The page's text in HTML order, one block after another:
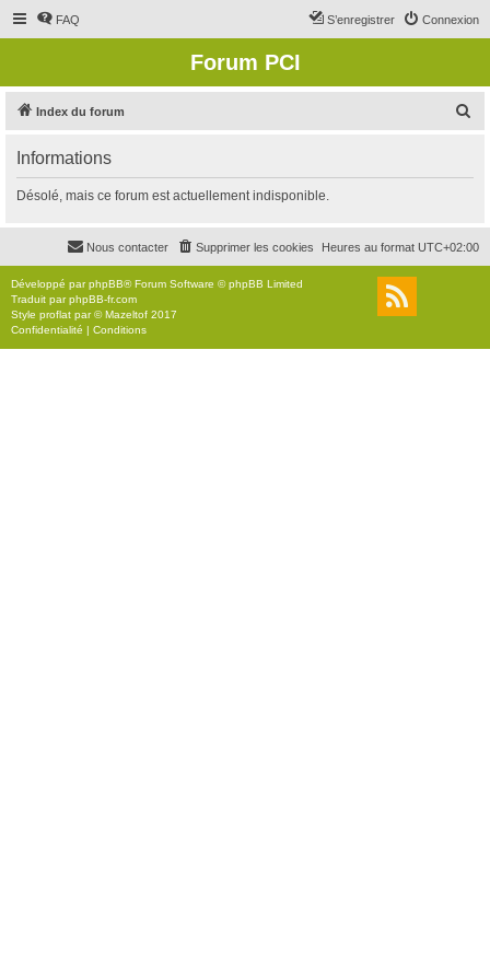
FAQ Connexion
S’enregistrer
Forum PCI
Index du forum
r
c
r
Informations
Désolé, mais ce forum est actuellement indisponible.
Heures au format UTC+02:00
Supprimer les cookies
Nous contacter
Développé parphpBB® Forum Software © phpBB Limited
Traduit parphpBB-fr.com
Style proflat par ©Mazeltof 2017
Confidentialité | Conditions